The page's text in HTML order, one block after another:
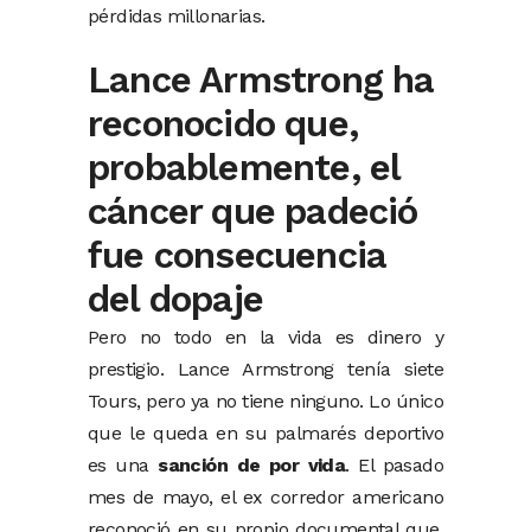
pérdidas millonarias.
Lance Armstrong ha
reconocido que,
probablemente, el
cáncer que padeció
fue consecuencia
del dopaje
Pero no todo en la vida es dinero y
prestigio. Lance Armstrong tenía siete
Tours, pero ya no tiene ninguno. Lo único
que le queda en su palmarés deportivo
es una sanción de por vida. El pasado
mes de mayo, el ex corredor americano